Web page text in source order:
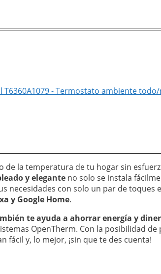
T6360A1079 - Termostato ambiente
de la temperatura de tu hogar sin
y elegante no solo se instala
necesidades con solo un par de toques
y Google Home.
te ayuda a ahorrar energía y
OpenTherm. Con la posibilidad
fácil y, lo mejor, ¡sin que te des cuenta!